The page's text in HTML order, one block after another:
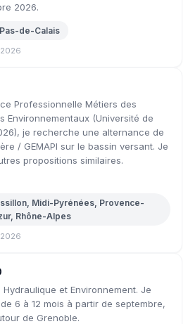
2026.
de-Calais
Professionnelle Métiers des
Environnementaux (Université de
je recherche une alternance de
/ GEMAPI sur le bassin versant. Je
propositions similaires.
Midi-Pyrénées, Provence-
Rhône-Alpes
et Environnement. Je
6 à 12 mois à partir de septembre,
de Grenoble.